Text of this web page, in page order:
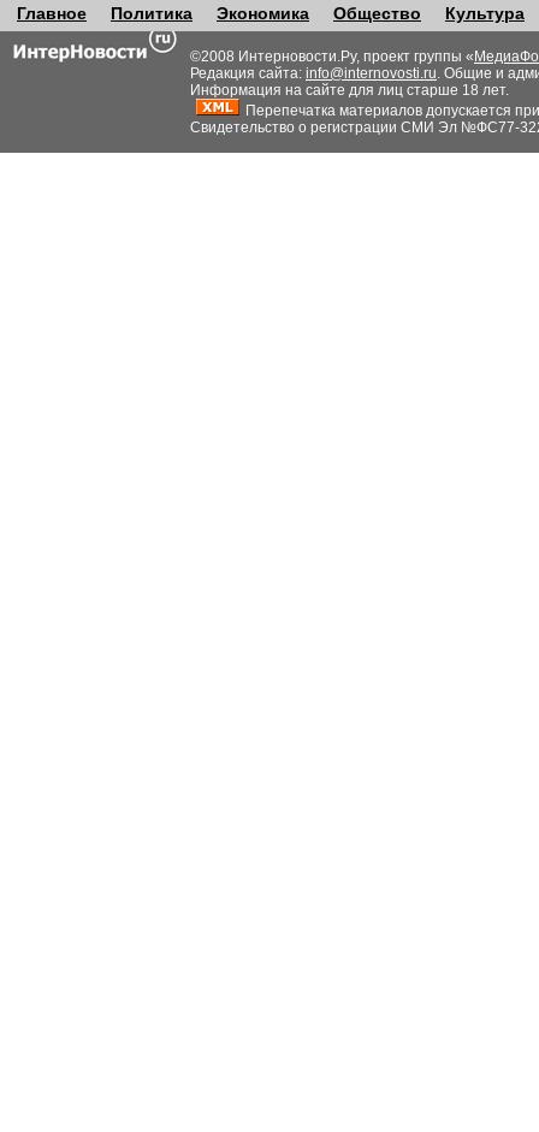
Главное Политика Экономика Общество Культура
©2008 Интерновости.Ру, проект группы «
Редакция сайта: info@internovosti.ru. Общие и
Информация на сайте для лиц старше 18 лет.
Перепечатка материалов допускается
Свидетельство о регистрации СМИ Эл №ФС77-